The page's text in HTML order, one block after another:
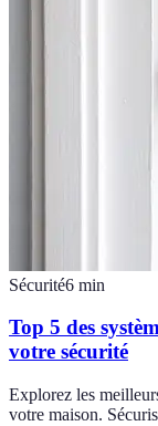
Sécurité6 min
Top 5 des
votre sécurité
Explorez les
votre maison.